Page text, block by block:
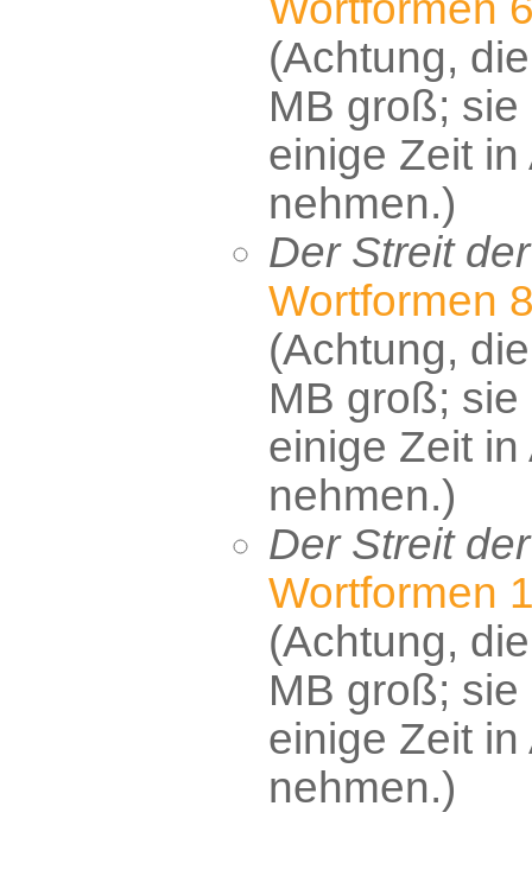
(Achtung,
MB groß;
einige Zeit
nehmen.)
Der Streit
Wortformen
(Achtung,
MB groß;
einige Zeit
nehmen.)
Der Streit
Wortformen
(Achtung,
MB groß;
einige Zeit
nehmen.)